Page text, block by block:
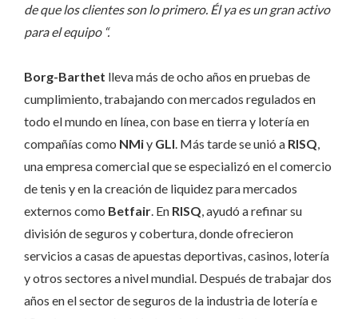
de que los clientes son lo primero. Él ya es un gran activo
para el equipo “.
Borg-Barthet lleva más de ocho años en pruebas de
cumplimiento, trabajando con mercados regulados en
todo el mundo en línea, con base en tierra y lotería en
compañías como NMiy GLI . Más tarde se unió a RISQ
una empresa comercial que se especializó en el comercio
de tenis y en la creación de liquidez para mercados
externos como Betfair . En RISQ , ayudó a refinar su
división de seguros y cobertura, donde ofrecieron
servicios a casas de apuestas deportivas, casinos, lotería
y otros sectores a nivel mundial. Después de trabajar dos
años en el sector de seguros de la industria de lotería e